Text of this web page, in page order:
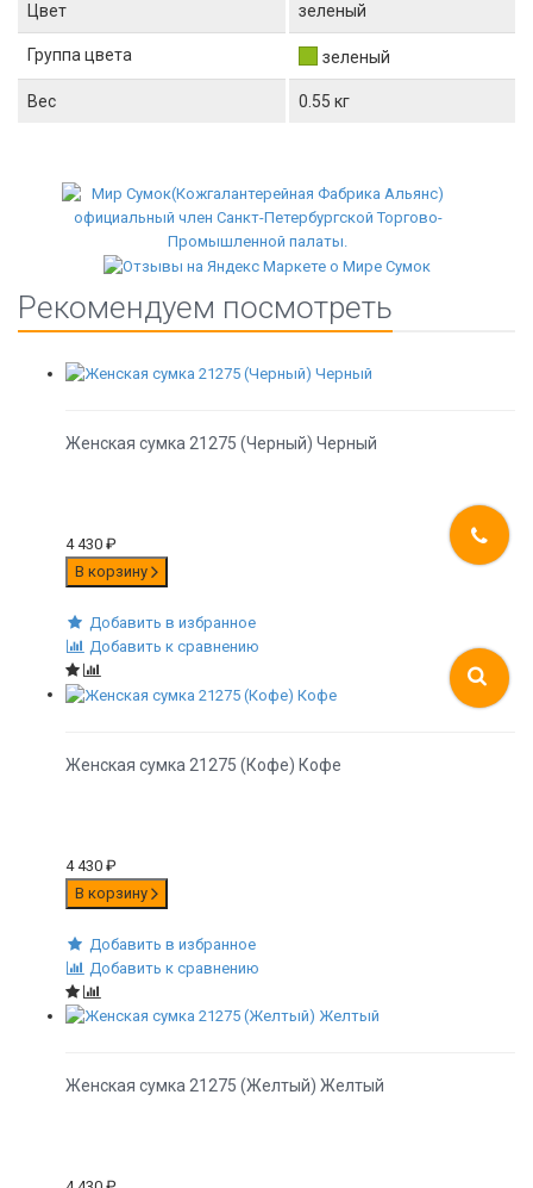
Цвет зеленый
Группа цвета зеленый
Вес 0.55 кг
Рекомендуем посмотреть
Женская сумка 21275 (Черный) Черный
4 430 ₽
В корзину
Добавить в избранное
Добавить к сравнению
Женская сумка 21275 (Кофе) Кофе
4 430 ₽
В корзину
Добавить в избранное
Добавить к сравнению
Женская сумка 21275 (Желтый) Желтый